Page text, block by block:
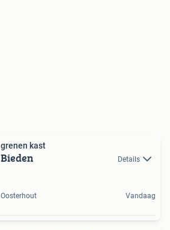
grenen kast
Bieden Details
Oosterhout Vandaag